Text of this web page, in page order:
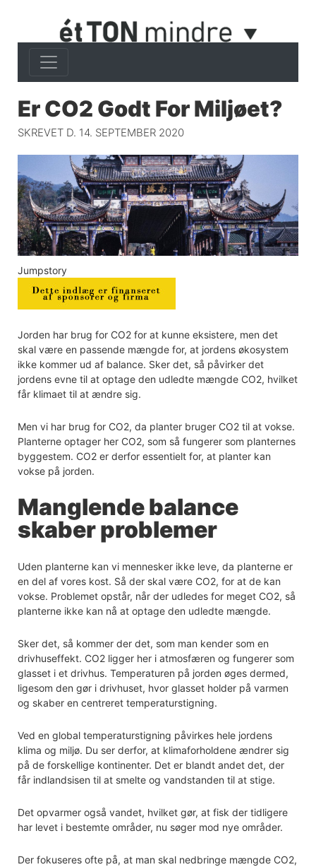
Er CO2 Godt For Miljøet?
SKREVET D. 14. SEPTEMBER 2020
Jumpstory
Jorden har brug for CO2 for at kunne eksistere, men det
skal være en passende mængde for, at jordens økosystem
ikke kommer ud af balance. Sker det, så påvirker det
jordens evne til at optage den udledte mængde CO2, hvilket
får klimaet til at ændre sig.
Men vi har brug for CO2, da planter bruger CO2 til at vokse.
Planterne optager her CO2, som så fungerer som planternes
byggestem. CO2 er derfor essentielt for, at planter kan
vokse på jorden.
Manglende balance
skaber problemer
Uden planterne kan vi mennesker ikke leve, da planterne er
en del af vores kost. Så der skal være CO2, for at de kan
vokse. Problemet opstår, når der udledes for meget CO2, så
planterne ikke kan nå at optage den udledte mængde.
Sker det, så kommer der det, som man kender som en
drivhuseffekt. CO2 ligger her i atmosfæren og fungerer som
glasset i et drivhus. Temperaturen på jorden øges dermed,
ligesom den gør i drivhuset, hvor glasset holder på varmen
og skaber en centreret temperaturstigning.
Ved en global temperaturstigning påvirkes hele jordens
klima og miljø. Du ser derfor, at klimaforholdene ændrer sig
på de forskellige kontinenter. Det er blandt andet det, der
får indlandsisen til at smelte og vandstanden til at stige.
Det opvarmer også vandet, hvilket gør, at fisk der tidligere
har levet i bestemte områder, nu søger mod nye områder.
Der fokuseres ofte på, at man skal nedbringe mængde CO2,